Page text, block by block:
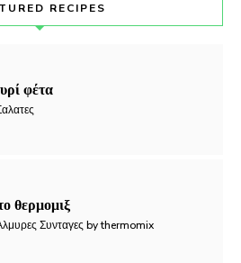
RECIPES
φέτα
θερμομιξ
Συνταγες by thermomix